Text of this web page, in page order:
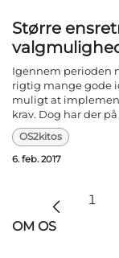
Større
Igennem perioden
rigtig mange gode
muligt at
krav. Dog har der på
OS2kitos
6. feb. 2017
1
OM OS